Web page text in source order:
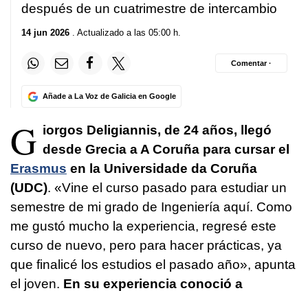
después de un cuatrimestre de intercambio
14 jun 2026 . Actualizado a las 05:00 h.
Añade a La Voz de Galicia en Google
Comentar ·
G iorgos Deligiannis, de 24 años, llegó
desde Grecia a A Coruña para cursar el
Erasmus en la Universidade da Coruña
(UDC). «Vine el curso pasado para estudiar un
semestre de mi grado de Ingeniería aquí. Como
me gustó mucho la experiencia, regresé este
curso de nuevo, pero para hacer prácticas, ya
que finalicé los estudios el pasado año», apunta
el joven. En su experiencia conoció a